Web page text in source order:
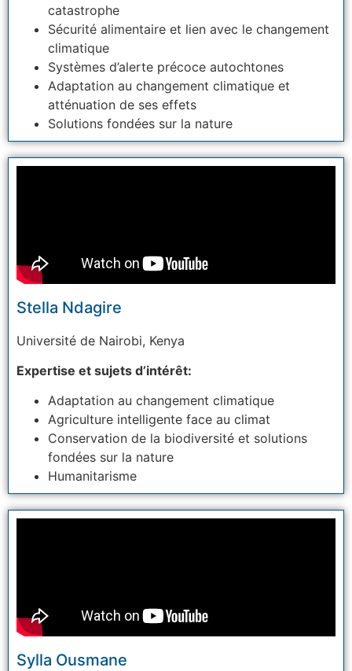
catastrophe
Sécurité alimentaire et lien avec le changement
climatique
Systèmes d’alerte précoce autochtones
Adaptation au changement climatique et
atténuation de ses effets
Solutions fondées sur la nature
Stella Ndagire
Université de Nairobi, Kenya
Expertise et sujets d’intérêt:
Adaptation au changement climatique
Agriculture intelligente face au climat
Conservation de la biodiversité et solutions
fondées sur la nature
Humanitarisme
Sylla Ousmane